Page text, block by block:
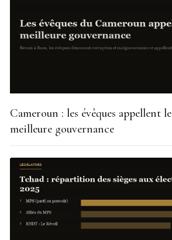
Cameroun : les évêques appellent
meilleure gouvernance